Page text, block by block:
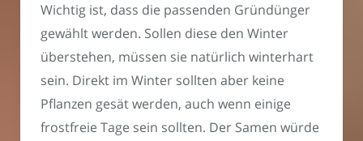
Wichtig ist, dass die passenden Gründünger
gewählt werden. Sollen diese den Winter
überstehen, müssen sie natürlich winterhart
sein. Direkt im Winter sollten aber keine
Pflanzen gesät werden, auch wenn einige
frostfreie Tage sein sollten. Der Samen würde